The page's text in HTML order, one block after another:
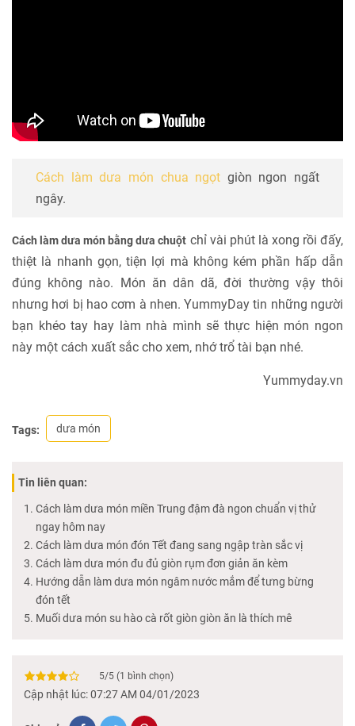
Cách làm dưa món chua ngọt giòn ngon ngất
ngây.
Cách làm dưa món bằng dưa chuột chỉ vài phút là xong rồi đấy,
thiệt là nhanh gọn, tiện lợi mà không kém phần hấp dẫn
đúng không nào. Món ăn dân dã, đời thường vậy thôi
nhưng hơi bị hao cơm à nhen. YummyDay tin những người
bạn khéo tay hay làm nhà mình sẽ thực hiện món ngon
này một cách xuất sắc cho xem, nhớ trổ tài bạn nhé.
Yummyday.vn
Tags: dưa món
Tin liên quan:
Cách làm dưa món miền Trung đậm đà ngon chuẩn vị thử
ngay hôm nay
Cách làm dưa món đón Tết đang sang ngập tràn sắc vị
Cách làm dưa món đu đủ giòn rụm đơn giản ăn kèm
Hướng dẫn làm dưa món ngâm nước mắm để tưng bừng
đón tết
Muối dưa món su hào cà rốt giòn giòn ăn là thích mê
5/5 (1 bình chọn)
Cập nhật lúc: 07:27 AM 04/01/2023